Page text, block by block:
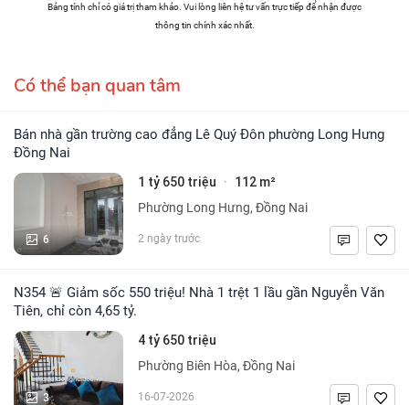
Bảng tính chỉ có giá trị tham khảo. Vui lòng liên hệ tư vấn trực tiếp để nhận được
thông tin chính xác nhất.
Có thể bạn quan tâm
Bán nhà gần trường cao đẳng Lê Quý Đôn phường Long Hưng
Đồng Nai
6
1 tỷ 650 triệu · 112 m²
Phường Long Hưng, Đồng Nai
2 ngày trước
N354 🚨 Giảm sốc 550 triệu! Nhà 1 trệt 1 lầu gần Nguyễn Văn
Tiên, chỉ còn 4,65 tỷ.
3
4 tỷ 650 triệu
Phường Biên Hòa, Đồng Nai
16-07-2026